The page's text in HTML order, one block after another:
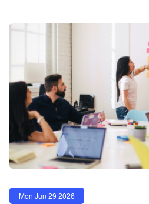
Mon Jun 29 2026